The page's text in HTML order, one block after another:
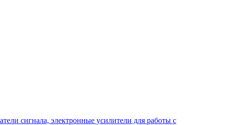
сигнала, электронные усилители для работы с